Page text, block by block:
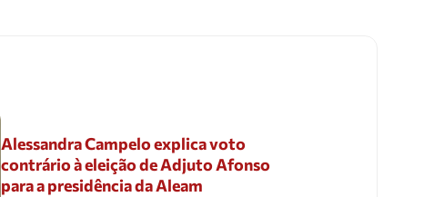
Alessandra Campelo explica voto
contrário à eleição de Adjuto Afonso
para a presidência da Aleam